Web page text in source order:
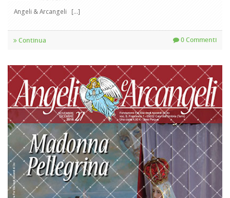
Angeli & Arcangeli [...]
Continua 0 Commenti